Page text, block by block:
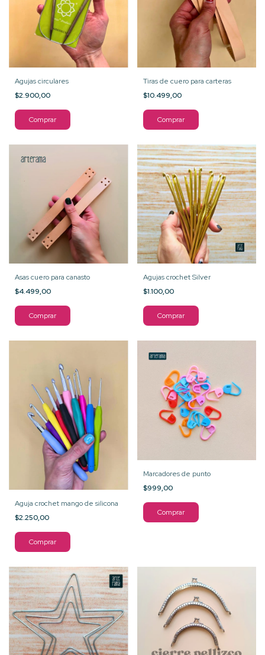
Agujas circulares
$2.900,00
Comprar
Tiras de cuero para carteras
$10.499,00
Comprar
Asas cuero para canasto
$4.499,00
Comprar
Agujas crochet Silver
$1.100,00
Comprar
Aguja crochet mango de silicona
$2.250,00
Comprar
Marcadores de punto
$999,00